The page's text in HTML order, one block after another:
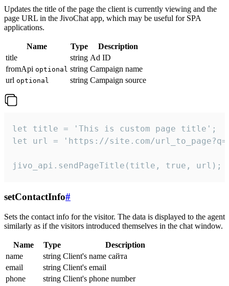
Updates the title of the page the client is currently viewing and the
page URL in the JivoChat app, which may be useful for SPA
applications.
Name Type
Description
title
string Ad ID
fromApi optional string Campaign name
url optional string Campaign source
let title = 'This is custom page title';
let url = 'https://site.com/
jivo_api.sendPageTitle(title, true, url);
setContactInfo#
Sets the contact info for the visitor. The data is displayed to the agent
similarly as if the visitors introduced themselves in the chat window.
Name Type
Description
name
string Client's name сайта
email
string Client's email
phone
string Client's phone number